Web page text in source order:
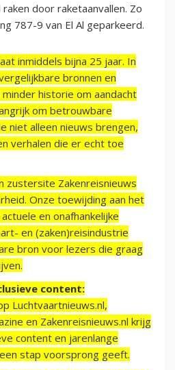
door raketaanvallen. Zo
787-9 van El Al geparkeerd.
inmiddels bijna 25 jaar. In
bronnen en
historie om aandacht
om betrouwbare
niet alleen nieuws brengen,
verhalen die er echt toe
zustersite Zakenreisnieuws
Onze toewijding aan het
en onafhankelijke
en (zaken)reisindustrie
bron voor lezers die graag
content:
Luchtvaartnieuws.nl,
en Zakenreisnieuws.nl krijg
content en jarenlange
stap voorsprong geeft.